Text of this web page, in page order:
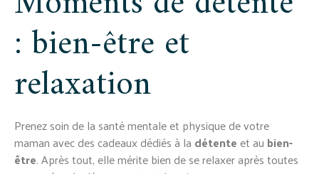
: bien-être et
relaxation
Prenez soin de la santé mentale et physique de votre
maman avec des cadeaux dédiés à la détente et au bien-
être. Après tout, elle mérite bien de se relaxer après toutes